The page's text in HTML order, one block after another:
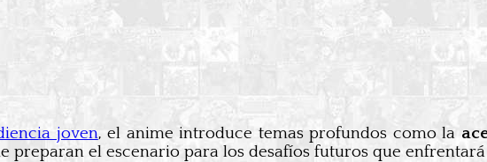
joven, el anime introduce temas profundos como la
preparan el escenario para los desafíos futuros que